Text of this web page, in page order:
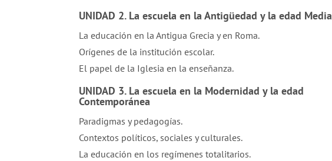
UNIDAD 2. La escuela en la Antigüedad y la edad Media
La educación en la Antigua Grecia y en Roma.
Orígenes de la institución escolar.
El papel de la Iglesia en la enseñanza.
UNIDAD 3. La escuela en la Modernidad y la edad
Contemporánea
Paradigmas y pedagogías.
Contextos políticos, sociales y culturales.
La educación en los regímenes totalitarios.